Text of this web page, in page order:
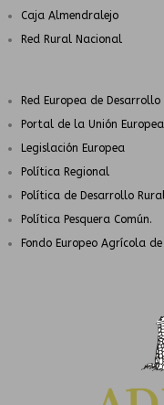
Caja Almendralejo
Red Rural Nacional
Red Europea de Desarrollo
Portal de la Unión Europea
Legislación Europea
Política Regional
Política de Desarrollo
Política Pesquera Común.
Fondo Europeo Agrícola de